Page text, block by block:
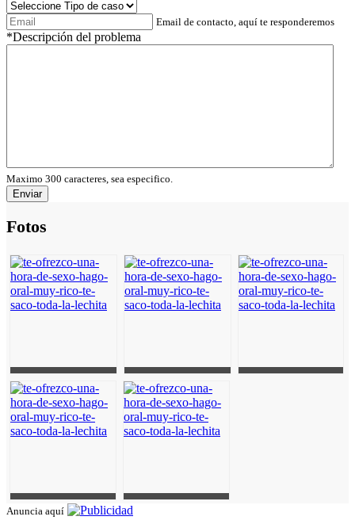
Email de contacto, aquí te responderemos
*Descripción del problema
Maximo 300 caracteres, sea especifico.
Fotos
Anuncia aquí